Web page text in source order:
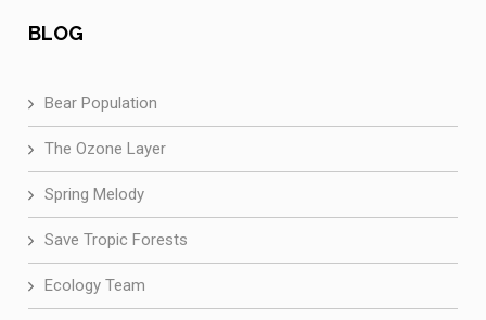
BLOG
Bear Population
The Ozone Layer
Spring Melody
Save Tropic Forests
Ecology Team